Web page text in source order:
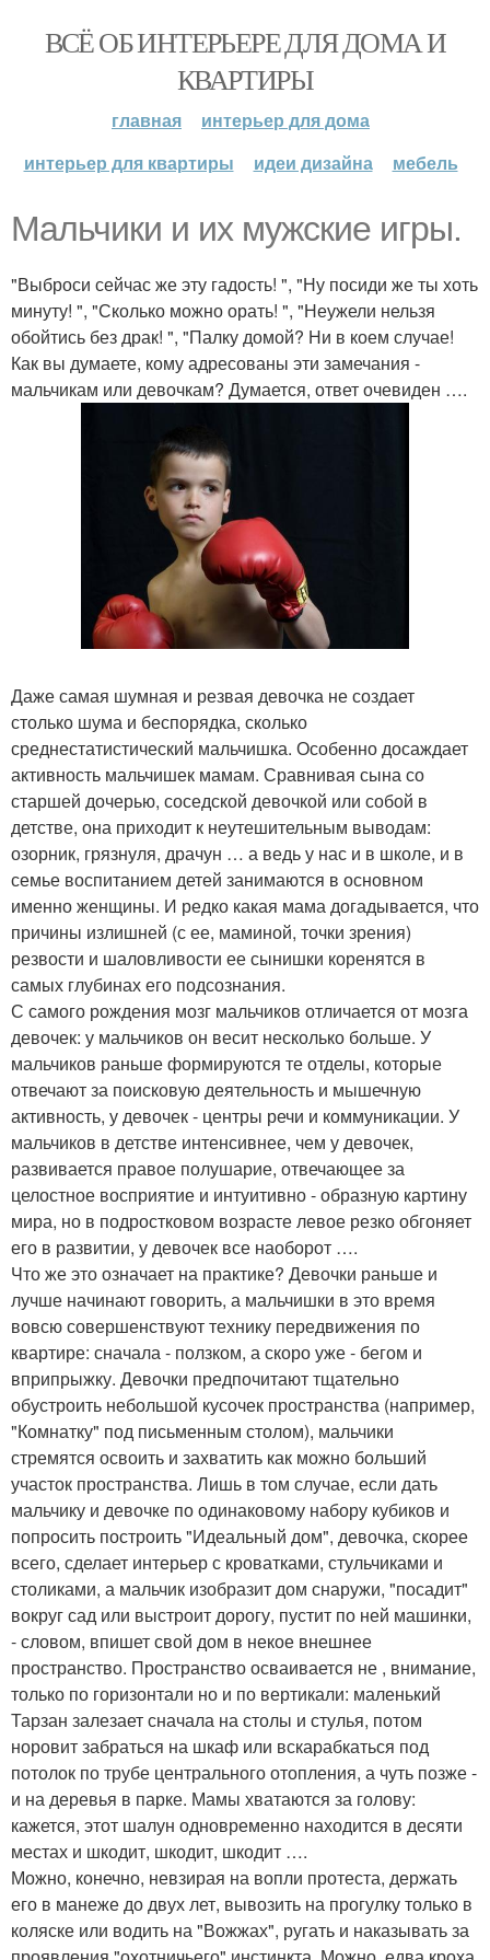
ВСЁ ОБ ИНТЕРЬЕРЕ ДЛЯ ДОМА И
КВАРТИРЫ
главная
интерьер для дома
интерьер для квартиры
идеи дизайна мебель
Мальчики и их мужские игры.
"Выброси сейчас же эту гадость! ", "Ну посиди же ты хоть
минуту! ", "Сколько можно орать! ", "Неужели нельзя
обойтись без драк! ", "Палку домой? Ни в коем случае!
Как вы думаете, кому адресованы эти замечания -
мальчикам или девочкам? Думается, ответ очевиден ….
Даже самая шумная и резвая девочка не создает
столько шума и беспорядка, сколько
среднестатистический мальчишка. Особенно досаждает
активность мальчишек мамам. Сравнивая сына со
старшей дочерью, соседской девочкой или собой в
детстве, она приходит к неутешительным выводам:
озорник, грязнуля, драчун … а ведь у нас и в школе, и в
семье воспитанием детей занимаются в основном
именно женщины. И редко какая мама догадывается, что
причины излишней (с ее, маминой, точки зрения)
резвости и шаловливости ее сынишки коренятся в
самых глубинах его подсознания.
С самого рождения мозг мальчиков отличается от мозга
девочек: у мальчиков он весит несколько больше. У
мальчиков раньше формируются те отделы, которые
отвечают за поисковую деятельность и мышечную
активность, у девочек - центры речи и коммуникации. У
мальчиков в детстве интенсивнее, чем у девочек,
развивается правое полушарие, отвечающее за
целостное восприятие и интуитивно - образную картину
мира, но в подростковом возрасте левое резко обгоняет
его в развитии, у девочек все наоборот ….
Что же это означает на практике? Девочки раньше и
лучше начинают говорить, а мальчишки в это время
вовсю совершенствуют технику передвижения по
квартире: сначала - ползком, а скоро уже - бегом и
вприпрыжку. Девочки предпочитают тщательно
обустроить небольшой кусочек пространства (например,
"Комнатку" под письменным столом), мальчики
стремятся освоить и захватить как можно больший
участок пространства. Лишь в том случае, если дать
мальчику и девочке по одинаковому набору кубиков и
попросить построить "Идеальный дом", девочка, скорее
всего, сделает интерьер с кроватками, стульчиками и
столиками, а мальчик изобразит дом снаружи, "посадит"
вокруг сад или выстроит дорогу, пустит по ней машинки,
- словом, впишет свой дом в некое внешнее
пространство. Пространство осваивается не , внимание,
только по горизонтали но и по вертикали: маленький
Тарзан залезает сначала на столы и стулья, потом
норовит забраться на шкаф или вскарабкаться под
потолок по трубе центрального отопления, а чуть позже -
и на деревья в парке. Мамы хватаются за голову:
кажется, этот шалун одновременно находится в десяти
местах и шкодит, шкодит, шкодит ….
Можно, конечно, невзирая на вопли протеста, держать
его в манеже до двух лет, вывозить на прогулку только в
коляске или водить на "Вожжах", ругать и наказывать за